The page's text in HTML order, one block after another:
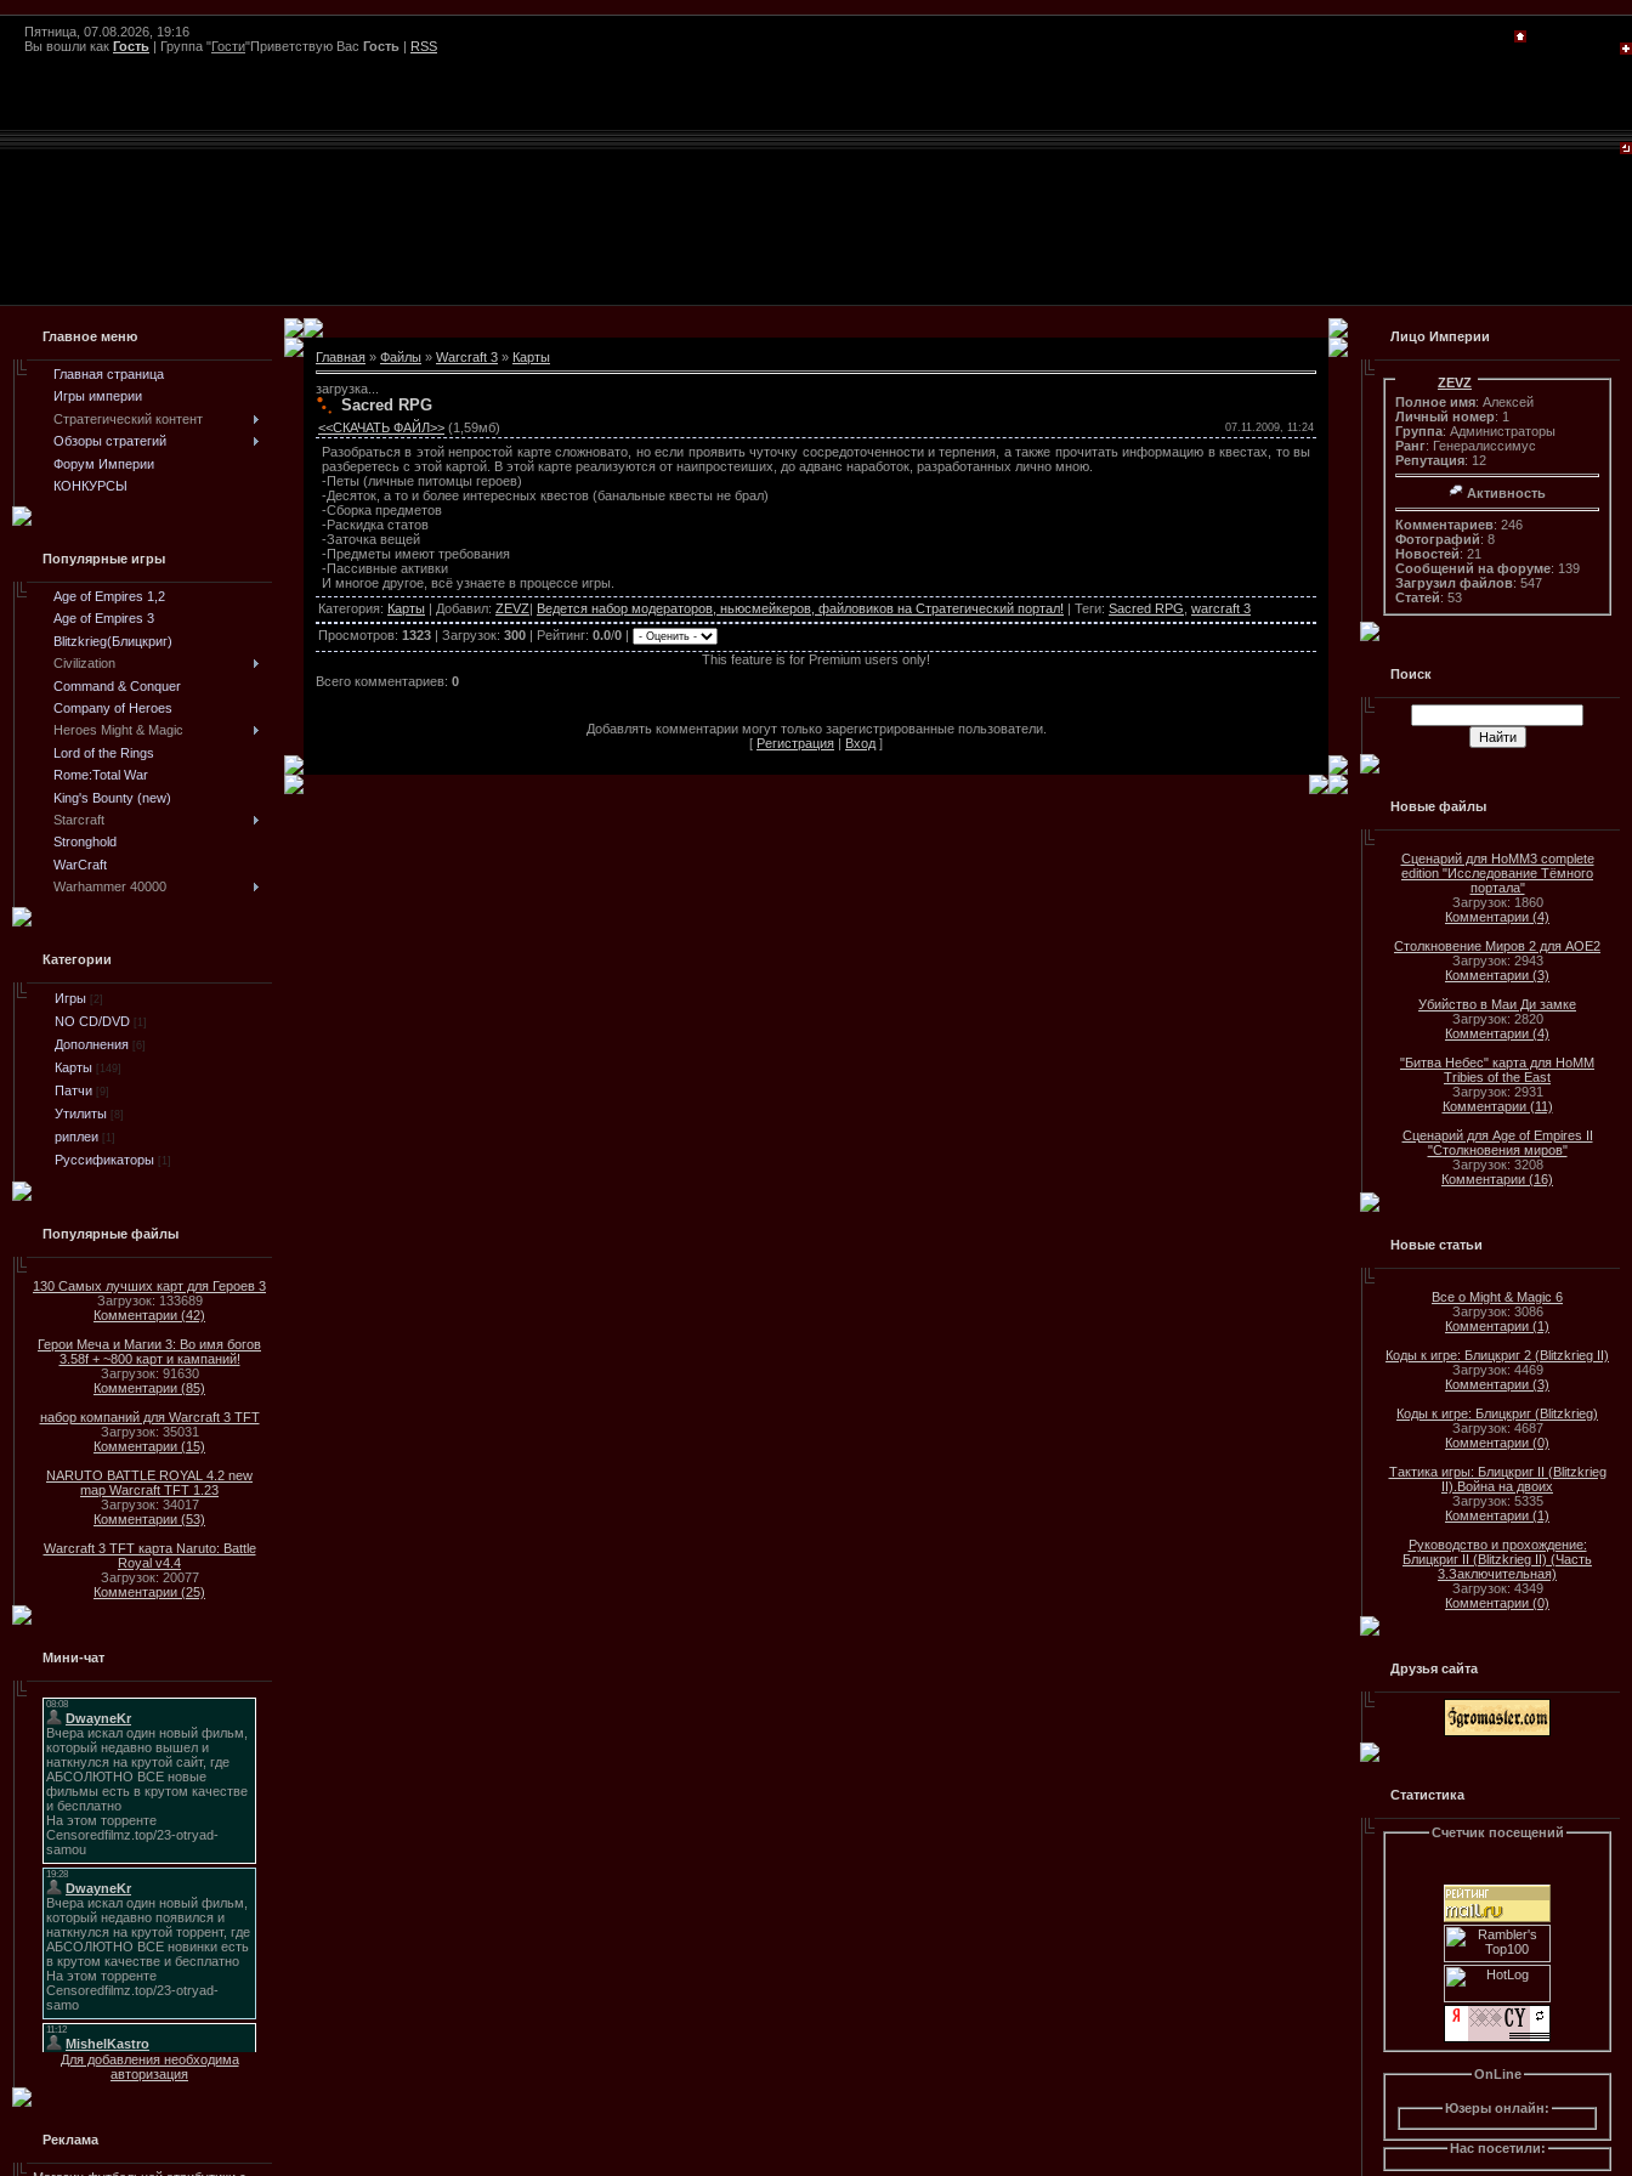
Пятница, 07.08.2026, 19:16
Вы вошли как Гость | Группа "Гости"Приветствую Вас Гость | RSS
Главное меню
Главная страница
Игры империи
Стратегический контент
Обзоры стратегий
Форум Империи
КОНКУРСЫ
Популярные игры
Age of Empires 1,2
Age of Empires 3
Blitzkrieg(Блицкриг)
Civilization
Command & Conquer
Company of Heroes
Heroes Might & Magic
Lord of the Rings
Rome:Total War
King's Bounty (new)
Starcraft
Stronghold
WarCraft
Warhammer 40000
Категории
Игры [2]
NO CD/DVD [1]
Дополнения [6]
Карты [149]
Патчи [9]
Утилиты [8]
риплеи [1]
Руссификаторы [1]
Популярные файлы
130 Самых лучших карт для Героев 3
Загрузок: 133689
Комментарии (42)
Герои Меча и Магии 3: Во имя богов
3.58f + ~800 карт и кампаний!
Загрузок: 91630
Комментарии (85)
набор компаний для Warcraft 3 TFT
Загрузок: 35031
Комментарии (15)
NARUTO BATTLE ROYAL 4.2 new
map Warcraft TFT 1.23
Загрузок: 34017
Комментарии (53)
Warcraft 3 TFT карта Naruto: Battle
Royal v4.4
Загрузок: 20077
Комментарии (25)
Мини-чат
Для добавления необходима
авторизация
Реклама
Главная » Файлы » Warcraft 3 » Карты
загрузка...
Sacred RPG
<<СКАЧАТЬ ФАЙЛ>> (1,59мб) 07.11.2009, 11:24
Разобраться в этой непростой карте сложновато, но если проявить чуточку сосредоточенности и терпения, а также прочитать информацию в квестах, то вы
разберетесь с этой картой. В этой карте реализуются от наипростеиших, до адванс наработок, разработанных лично мною.
-Петы (личные питомцы героев)
-Десяток, а то и более интересных квестов (банальные квесты не брал)
-Сборка предметов
-Раскидка статов
-Заточка вещей
-Предметы имеют требования
-Пассивные активки
И многое другое, всё узнаете в процессе игры.
Категория: Карты | Добавил: ZEVZ| Ведется набор модераторов, ньюсмейкеров, файловиков на Стратегический портал! | Теги: Sacred RPG warcraft 3
Просмотров: 1323 | Загрузок: 300 | Рейтинг: 0.0/0 |
This feature is for Premium users only!
Всего комментариев: 0
Добавлять комментарии могут только зарегистрированные пользователи.
[ Регистрация | Вход ]
Лицо Империи
ZEVZ
Полное имя: Алексей
Личный номер: 1
Группа: Администраторы
Ранг: Генералиссимус
Репутация: 12
Активность
Комментариев: 246
Фотографий: 8
Новостей: 21
Сообщений на форуме: 139
Загрузил файлов: 547
Статей: 53
Поиск
Новые файлы
Сценарий для HoMM3 complete
edition "Исследование Тёмного
портала"
Загрузок: 1860
Комментарии (4)
Столкновение Миров 2 для AOE2
Загрузок: 2943
Комментарии (3)
Убийство в Маи Ди замке
Загрузок: 2820
Комментарии (4)
"Битва Небес" карта для HoMM
Tribies of the East
Загрузок: 2931
Комментарии (11)
Сценарий для Age of Empires II
"Столкновения миров"
Загрузок: 3208
Комментарии (16)
Новые статьи
Все о Might & Magic 6
Загрузок: 3086
Комментарии (1)
Коды к игре: Блицкриг 2 (Blitzkrieg II)
Загрузок: 4469
Комментарии (3)
Коды к игре: Блицкриг (Blitzkrieg)
Загрузок: 4687
Комментарии (0)
Тактика игры: Блицкриг II (Blitzkrieg
II).Война на двоих
Загрузок: 5335
Комментарии (1)
Руководство и прохождение:
Блицкриг II (Blitzkrieg II) (Часть
3.Заключительная)
Загрузок: 4349
Комментарии (0)
Друзья сайта
Статистика
Счетчик посещений
OnLine
Юзеры онлайн:
Нас посетили: